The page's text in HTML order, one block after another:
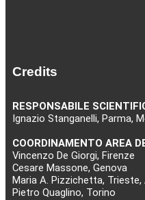
Credits
RESPONSABILE
Ignazio Stanganelli, Parma,
COORDINAMENTO AREA
Vincenzo De Giorgi, Firenze
Cesare Massone, Genova
Maria A. Pizzichetta, Trieste,
Pietro Quaglino, Torino